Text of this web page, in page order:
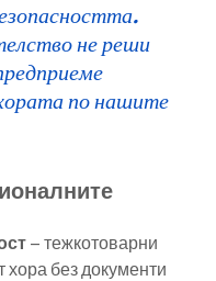
не реши
по нашите
– тежкотоварни
хора без документи